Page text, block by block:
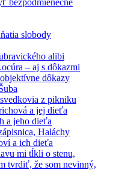
slobody
alibi
– aj s dôkazmi
dôkazy
z pikniku
a jej dieťa
a jeho dieťa
Haláchy
a ich dieťa
mi tĺkli o stenu,
tvrdiť, že som nevinný,